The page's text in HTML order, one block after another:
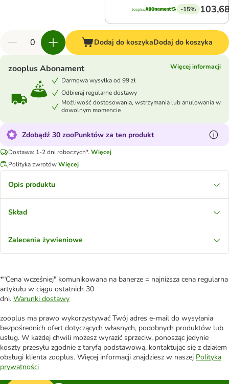
-15%
Dodaj do koszykaDodaj do koszyka
zooplus Abonament
Więcej informacji
Darmowa wysyłka od 99 zł
Odbieraj regularne dostawy
Możliwość dostosowania, wstrzymania lub anulowania w
dowolnym momencie
Zdobądź 30 zooPunktów za ten produkt
Dostawa: 1-2 dni roboczych*. Więcej
Polityka zwrotówWięcej
Opis produktu
Skład
Zalecenia żywieniowe
*"Cena wcześniej" komunikowana na banerze = najniższa cena regularna
artykułu w ciągu ostatnich 30
dni. Warunki dostawy
zooplus ma prawo wykorzystywać Twój adres e-mail do wysyłania
bezpośrednich ofert dotyczących własnych, podobnych produktów lub
usług. W każdej chwili możesz wyrazić sprzeciw, ponosząc jedynie
koszty przesyłu zgodnie z taryfą podstawową, kontaktując się z działem
obsługi klienta zooplus. Więcej informacji znajdziesz w naszej Polityka
prywatności